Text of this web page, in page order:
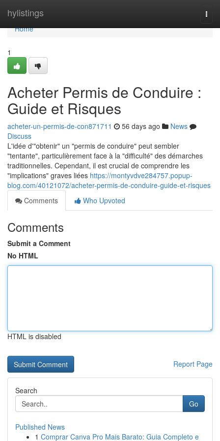
hylistings
Home
Home
1
Acheter Permis de Conduire :
Guide et Risques
acheter-un-permis-de-con871711 56 days ago
News
Discuss
L'idée d'"obtenir" un "permis de conduire" peut sembler
"tentante", particulièrement face à la "difficulté" des démarches
traditionnelles. Cependant, il est crucial de comprendre les
"implications" graves liées https://montyvdve284757.popup-
blog.com/40121072/acheter-permis-de-conduire-guide-et-risques
Comments
Who Upvoted
Comments
Submit a Comment
No HTML
HTML is disabled
Report Page
Search
Go
Published News
1 Comprar Canva Pro Mais Barato: Guia Completo e